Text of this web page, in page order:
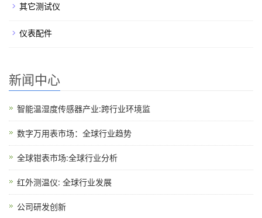
其它测试仪
仪表配件
新闻中心
智能温湿度传感器产业:跨行业环境监
数字万用表市场：全球行业趋势
全球钳表市场:全球行业分析
红外测温仪: 全球行业发展
公司研发创新